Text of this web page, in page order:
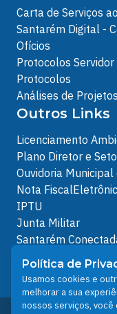
Carta de Serviços
Santarém Digital -
Ofícios
Protocolos Servidor
Protocolos
Análises de Projetos
Outros Links
Licenciamento
Plano Diretor e
Ouvidoria Municipal
Nota
IPTU
Junta Militar
Santarém
Política de
People illustrations
Política de
Usamos cookies e
melhorar a sua
nossos serviços,